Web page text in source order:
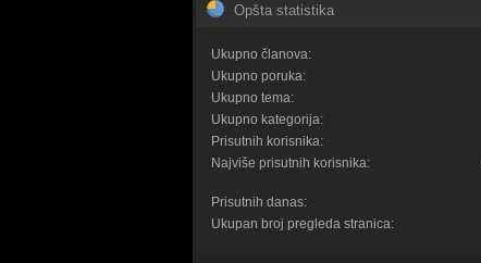
Opšta statistika
Ukupno članova:
Ukupno poruka:
Ukupno tema:
Ukupno kategorija:
Prisutnih korisnika:
Najviše prisutnih korisnika:
Prisutnih danas:
Ukupan broj pregleda stranica: